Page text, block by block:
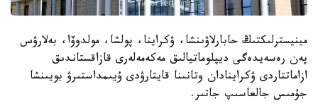
مينيسترلىكتىڭ حابارلاۋىنشا، ۋكراينا، پولشا، مولدوۆا، بەلارۋس
پەن رەسەيدەگى ديپلوماتيالىق مەكەمەلەرى قازاقستاندىق
ازاماتتاردى ۋكراينادان وتانىنا قايتارۋدى ۇيىمداستىرۋ بويىنشا
جۇمىس جالعاسىپ جاتىر.